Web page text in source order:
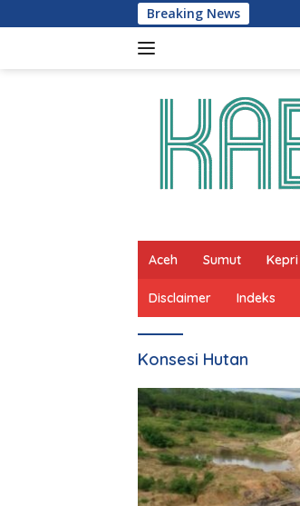
to
Breaking News
Aceh Sumut Kepri
Disclaimer Indeks
Konsesi Hutan